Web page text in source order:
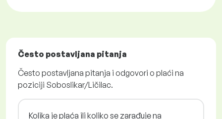
Često postavljana pitanja
Često postavljana pitanja i odgovori o plaći na
poziciji Soboslikar/Ličilac.
Kolika je plaća ili koliko se zarađuje na